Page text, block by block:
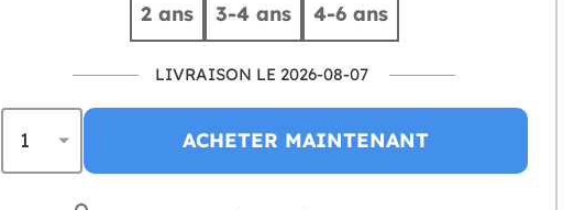
2 ans 3-4 ans 4-6 ans
LIVRAISON LE 2026-08-07
ACHETER MAINTENANT